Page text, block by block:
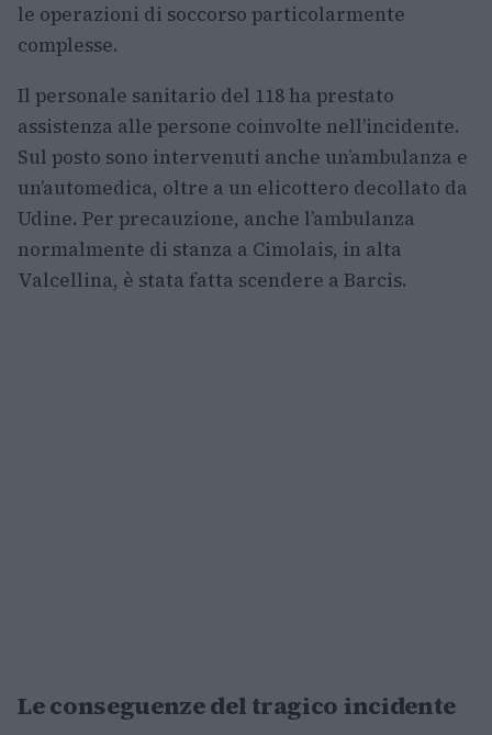
le operazioni di soccorso particolarmente
complesse.
Il personale sanitario del 118 ha prestato
assistenza alle persone coinvolte nell’incidente.
Sul posto sono intervenuti anche un’ambulanza e
un’automedica, oltre a un elicottero decollato da
Udine. Per precauzione, anche l’ambulanza
normalmente di stanza a Cimolais, in alta
Valcellina, è stata fatta scendere a Barcis.
Le conseguenze del tragico incidente